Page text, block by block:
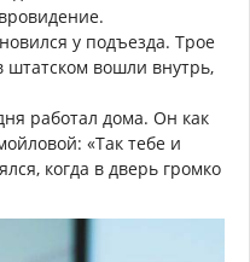
у подъезда. Трое
вошли внутрь,
работал дома. Он как
«Так тебе и
когда в дверь громко